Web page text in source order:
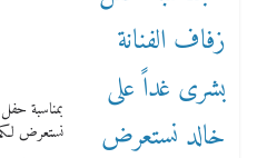
بمناسبة
نستعرض لكم